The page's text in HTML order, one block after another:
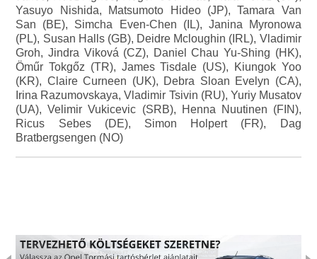
Yasuyo Nishida, Matsumoto Hideo (JP), Tamara Van
San (BE), Simcha Even-Chen (IL), Janina Myronowa
(PL), Susan Halls (GB), Deidre Mcloughin (IRL), Vladimir
Groh, Jindra Viková (CZ), Daniel Chau Yu-Shing (HK),
Öműr Tokgőz (TR), James Tisdale (US), Kiungok Yoo
(KR), Claire Curneen (UK), Debra Sloan Evelyn (CA),
Irina Razumovskaya, Vladimir Tsivin (RU), Yuriy Musatov
(UA), Velimir Vukicevic (SRB), Henna Nuutinen (FIN),
Ricus Sebes (DE), Simon Holpert (FR), Dag
Bratbergsengen (NO)